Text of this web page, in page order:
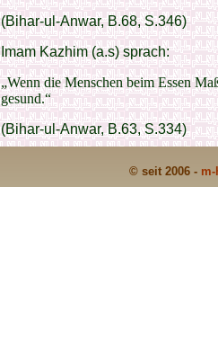
(Bihar-ul-Anwar, B.68, S.346)
Imam Kazhim (a.s) sprach:
„Wenn die Menschen beim Essen
gesund.“
(Bihar-ul-Anwar, B.63, S.334)
© seit 2006 -